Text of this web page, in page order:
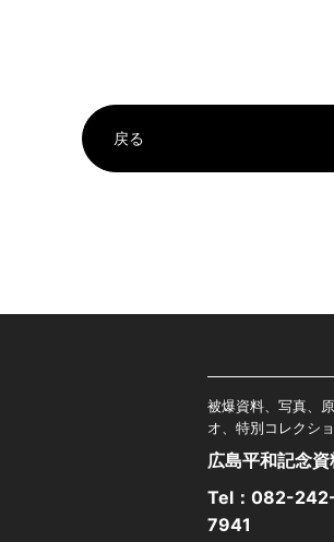
戻る
被爆資料、写真、
オ、特別コレクシ
広島平和記念
Tel： 082-
7941